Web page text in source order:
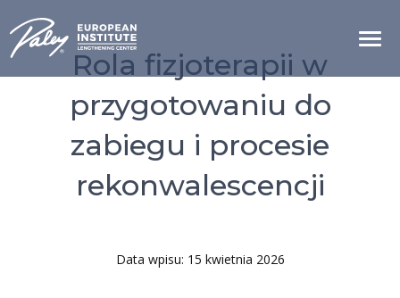
Rola fizjoterapii w
przygotowaniu do
zabiegu i procesie
rekonwalescencji
Data wpisu: 15 kwietnia 2026